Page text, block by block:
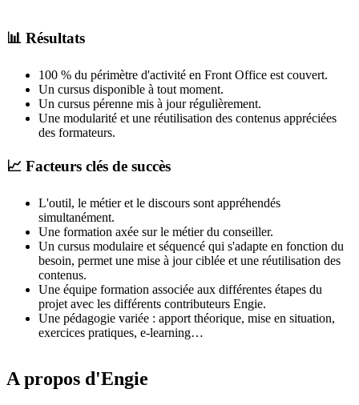
📊 Résultats
100 % du périmètre d'activité en Front Office est couvert.
Un cursus disponible à tout moment.
Un cursus pérenne mis à jour régulièrement.
Une modularité et une réutilisation des contenus appréciées
des formateurs.
📈 Facteurs clés de succès
L'outil, le métier et le discours sont appréhendés
simultanément.
Une formation axée sur le métier du conseiller.
Un cursus modulaire et séquencé qui s'adapte en fonction du
besoin, permet une mise à jour ciblée et une réutilisation des
contenus.
Une équipe formation associée aux différentes étapes du
projet avec les différents contributeurs Engie.
Une pédagogie variée : apport théorique, mise en situation,
exercices pratiques, e-learning…
A propos d'Engie